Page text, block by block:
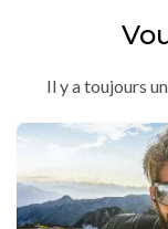
Il y a toujours